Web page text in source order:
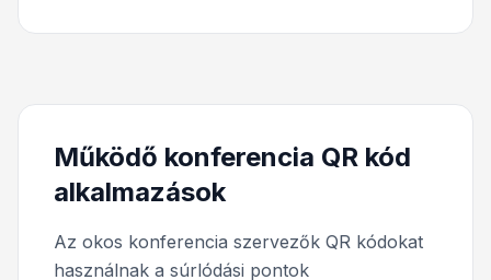
Működő konferencia QR kód
alkalmazások
Az okos konferencia szervezők QR kódokat
használnak a súrlódási pontok